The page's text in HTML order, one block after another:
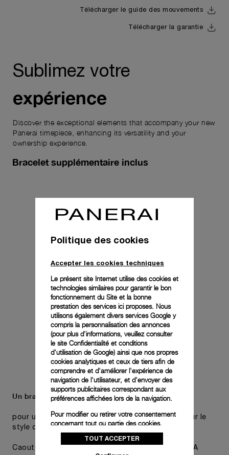
Télécharger le guide des mouvements
Télécharger la garantie
Sublimez votre
expérience
Discover the exceptional elements that accompany your new
Panerai timepiece, enhancing its versatility and your
ownership experience.
Bracelet supplémentaire inclus
Un bracelet supplémentaire est également inclus,
pour une polyvalence pratique sans compromis sur le
style choisi de la montre.
Caoutchouc accordéon bleu foncé, STD, 22/20, BA
Politique des cookies
Accepter les cookies techniques
Le présent site Internet utilise des cookies et
technologies similaires pour garantir le bon
fonctionnement du Site et la bonne
prestation des services ici proposes. Nous
utilisons également divers services Google y
compris la personnalisation des annonces
(pour plus d'informations, veuillez consulter
le site Confidentialité et conditions
d'utilisation de Google) ainsi que nos propres
cookies analytiques et ceux de tiers afin de
comprendre et d'améliorer l'expérience de
navigation de l'utilisateur, et d'envoyer des
supports publicitaires correspondant aux
préférences affichées lors de la navigation.
Pour modifier ou retirer votre consentement
concernant tout ou partie des cookies,
cliquez sur « Configurer » ou consultez notre
politique des cookiespour obtenir plus
TOUT ACCEPTER